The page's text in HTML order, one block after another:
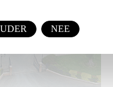
NEE